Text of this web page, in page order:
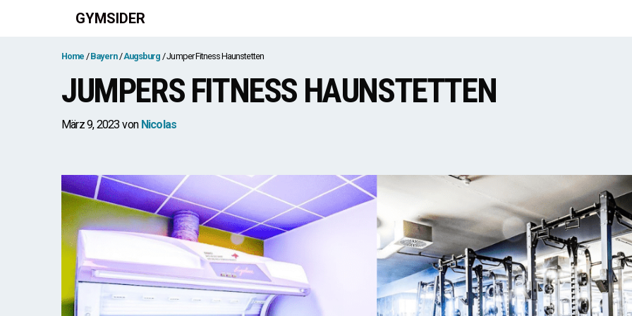
GYMSIDER
Home Bayern Augsburg Jumper Fitness Haunstetten
JUMPERS FITNESS HAUNSTETTEN
März 9, 2023 von Nicolas